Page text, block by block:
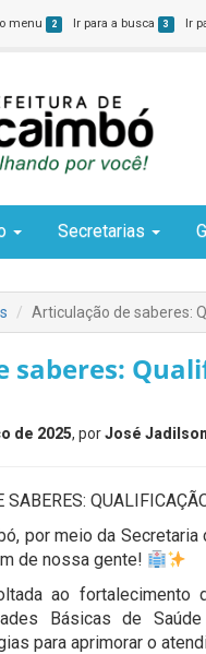
o menu 2 Ir para a busca 3 Ir
Secretarias
Articulação de saberes:
saberes:
de 2025, porJosé
SABERES:
por meio da
de nossa gente!
ao fortalecimento
Básicas de
para aprimorar o